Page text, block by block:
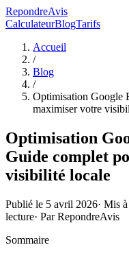
RepondreAvis
CalculateurBlogTarifs
Accueil
/
Blog
/
Optimisation Google
maximiser votre
Optimisation
Guide complet
visibilité locale
Publié le 5 avril 2026· Mis
lecture· ParRepondreAvis
Sommaire